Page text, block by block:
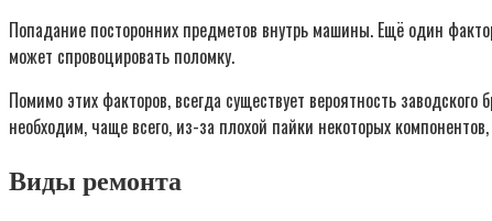
Попадание посторонних предметов внутрь машины. Ещё один
может спровоцировать поломку.
Помимо этих факторов, всегда существует вероятность
необходим, чаще всего, из-за плохой пайки некоторых
Виды ремонта